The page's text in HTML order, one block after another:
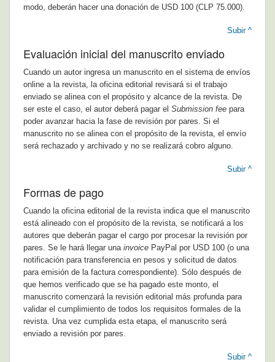
modo, deberán hacer una donación de USD 100 (CLP 75.000).
Subir ^
Evaluación inicial del manuscrito enviado
Cuando un autor ingresa un manuscrito en el sistema de envíos
online a la revista, la oficina editorial revisará si el trabajo
enviado se alinea con el propósito y alcance de la revista. De
ser este el caso, el autor deberá pagar el Submission fee para
poder avanzar hacia la fase de revisión por pares. Si el
manuscrito no se alinea con el propósito de la revista, el envío
será rechazado y archivado y no se realizará cobro alguno.
Subir ^
Formas de pago
Cuando la oficina editorial de la revista indica que el manuscrito
está alineado con el propósito de la revista, se notificará a los
autores que deberán pagar el cargo por procesar la revisión por
pares. Se le hará llegar una invoice PayPal por USD 100 (o una
notificación para transferencia en pesos y solicitud de datos
para emisión de la factura correspondiente). Sólo después de
que hemos verificado que se ha pagado este monto, el
manuscrito comenzará la revisión editorial más profunda para
validar el cumplimiento de todos los requisitos formales de la
revista. Una vez cumplida esta etapa, el manuscrito será
enviado a revisión por pares.
Subir ^